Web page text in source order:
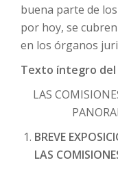
buena parte de
por hoy, se
en los órganos
Texto íntegro
LAS
BREVE
LAS